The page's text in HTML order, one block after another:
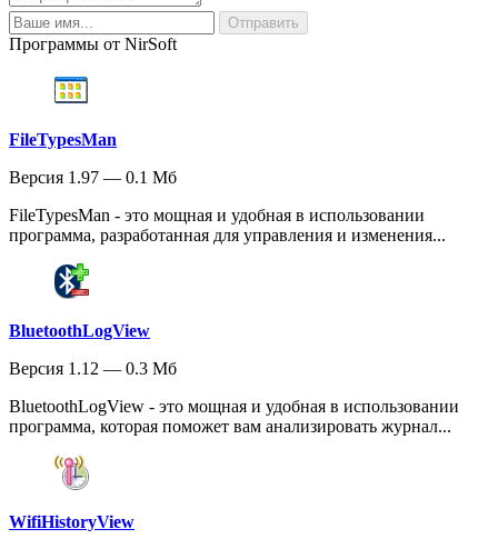
Программы от NirSoft
FileTypesMan
Версия 1.97 — 0.1 Мб
FileTypesMan - это мощная и удобная в использовании
программа, разработанная для управления и изменения...
BluetoothLogView
Версия 1.12 — 0.3 Мб
BluetoothLogView - это мощная и удобная в использовании
программа, которая поможет вам анализировать журнал...
WifiHistoryView